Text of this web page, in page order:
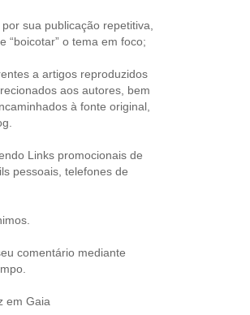
sua publicação repetitiva,
“boicotar” o tema em foco;
a artigos reproduzidos
aos autores, bem
à fonte original,
Links promocionais de
pessoais, telefones de
comentário mediante
em Gaia